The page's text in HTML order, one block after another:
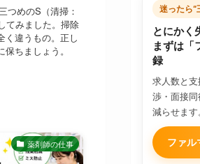
つめのS（清掃：
てみました。掃除
く違うもの。正し
ちましょう。
薬剤師の仕事
迷ったら“
とにかく
まずは「
録
求人数と
渉・面接
減らせます
ファル